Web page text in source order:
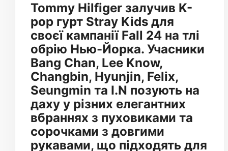
Tommy Hilfiger залучив K-
pop гурт Stray Kids для
своєї кампанії Fall 24 на тлі
обрію Нью-Йорка. Учасники
Bang Chan, Lee Know,
Changbin, Hyunjin, Felix,
Seungmin та I.N позують на
даху у різних елегантних
вбраннях з пуховиками та
сорочками з довгими
рукавами, що підходять для